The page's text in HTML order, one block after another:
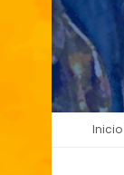
Inicio